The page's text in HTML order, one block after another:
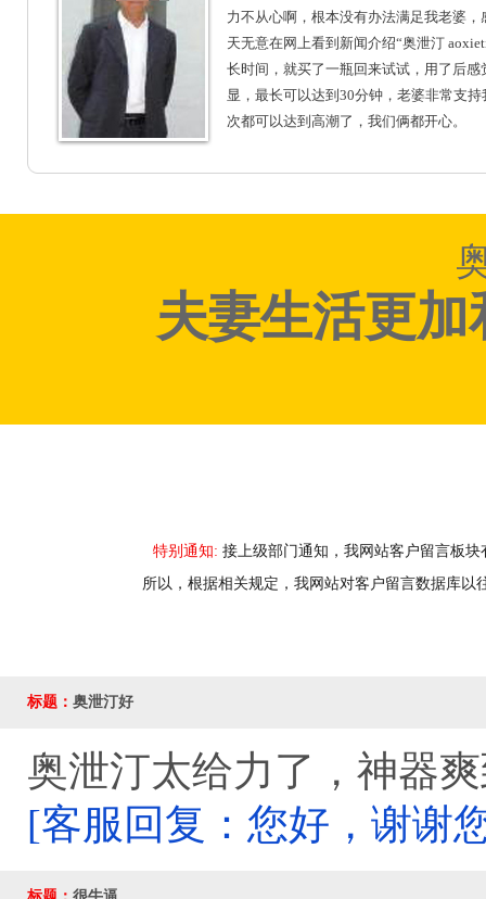
力不从心啊，根本没有办法满足我老婆，
天无意在网上看到新闻介绍“奥泄汀
长时间，就买了一瓶回来试试，用了后感
显，最长可以达到30分钟，老婆非常支
次都可以达到高潮了，我们俩都开心。
夫妻生活更
特别通知: 接上级部门通知，我网站客户留言板
所以，根据相关规定，我网站对客户留言数据库
标题： 奥泄汀好
奥泄汀太给力了，神器
[客服回复：您好，谢谢